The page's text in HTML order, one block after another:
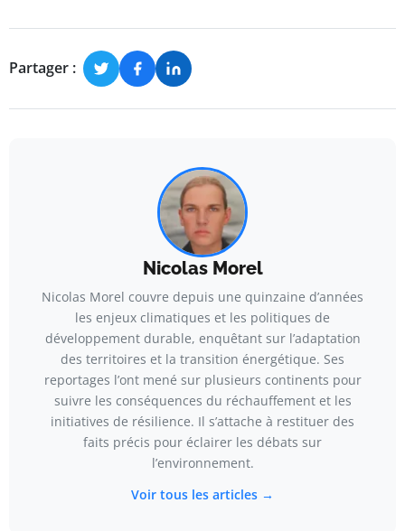
Partager :
Nicolas Morel
Nicolas Morel couvre depuis une quinzaine d’années
les enjeux climatiques et les politiques de
développement durable, enquêtant sur l’adaptation
des territoires et la transition énergétique. Ses
reportages l’ont mené sur plusieurs continents pour
suivre les conséquences du réchauffement et les
initiatives de résilience. Il s’attache à restituer des
faits précis pour éclairer les débats sur
l’environnement.
Voir tous les articles →